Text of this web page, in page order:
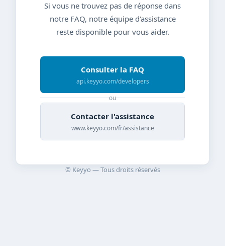
Si vous ne trouvez pas de réponse dans
notre FAQ, notre équipe d'assistance
reste disponible pour vous aider.
Consulter la FAQ
api.keyyo.com/developers
ou
Contacter l'assistance
www.keyyo.com/fr/assistance
© Keyyo — Tous droits réservés